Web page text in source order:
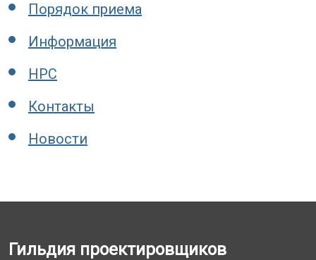
Порядок приема
Информация
НРС
Контакты
Новости
Гильдия проектировщиков